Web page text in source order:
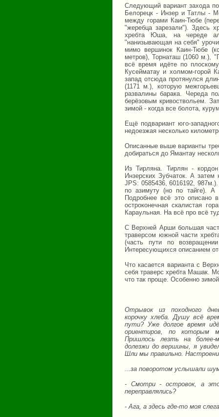
Следующий вариант захода
Белорецк - Инзер и Татлы -
между горами Каин-Тюбе
"жеребца зарезали"). Здесь
хребта Юша, на череде
"нанизывающая на себя"
мимо вершинок Каин-Тюбе
метров), Торнаташ (1060 м.),
всё время идёте по
Кусейматау и холмом-горой
запад отсюда протянулся
(1171 м.), которую
развалины барака. Череда
берёзовым кривоствольем.
зимой - когда все болота,
Ещё подвариант юго-
недоезжая несколько
Описанные выше варианты
добираться до Ямантау
Из Тирляна. Тирлян -
Инзерских Зубчаток. А
JPS: 0585436, 6016192,
по азимуту (но по тайге). А
Подробнее всё это описано
остроконечная скалистая
Караульная. На всё про всё
С Верхней Арши большая
траверсом южной части
(часть пути по
Интересующихся описанием
Что касается варианта с
себя траверс хребта Машак.
что так проще. Особенно
Отрывок из походного
корочку хлеба. Душу всё
пути? Уже долгое время
ориентиров, по которым
Пришлось лезть на более-
долезжи до вершины, я
Шли мы правильно.
...за поворотом услышали
- Смотри - островок, а
переправлялись?
- Ага, а здесь где-то моя